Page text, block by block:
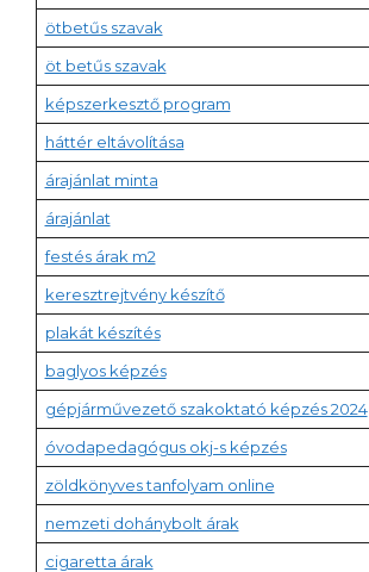
ötbetűs szavak
öt betűs szavak
képszerkesztő program
háttér eltávolítása
árajánlat minta
árajánlat
festés árak m2
keresztrejtvény készítő
plakát készítés
baglyos képzés
gépjárművezető szakoktató képzés 2024
óvodapedagógus okj-s képzés
zöldkönyves tanfolyam online
nemzeti dohánybolt árak
cigaretta árak